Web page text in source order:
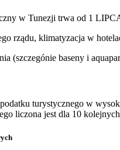
w Tunezji trwa od 1
rządu, klimatyzacja w
(szczegónie baseny i
turystycznego w
liczona jest dla 10